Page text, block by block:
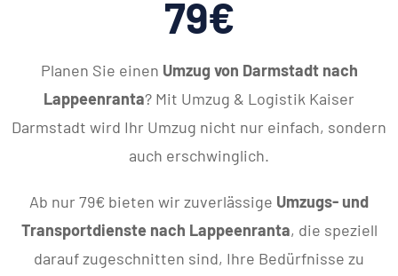
79€
Planen Sie einen Umzug von Darmstadt nach
Lappeenranta? Mit Umzug & Logistik Kaiser
Darmstadt wird Ihr Umzug nicht nur einfach, sondern
auch erschwinglich.
Ab nur 79€ bieten wir zuverlässige Umzugs- und
Transportdienste nach Lappeenranta, die speziell
darauf zugeschnitten sind, Ihre Bedürfnisse zu